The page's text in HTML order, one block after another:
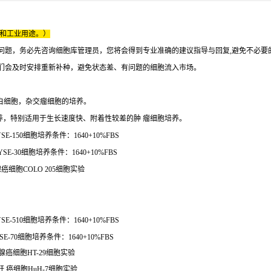
工业用途。）
，务必先咨询细胞库管理员，您将会得到专业准确的建议指导与回复,避免不必要
及时安排重新补种，避免状态差、有问题的细胞流入市场。
胞，杂交瘤细胞的培养。
特别适用于生长速度快、附着性较差的肿 瘤细胞培养。
150细胞培养条件：1640+10%FBS
30细胞培养条件：1640+10%FBS
细胞COLO 205细胞实验
510细胞培养条件：1640+10%FBS
70细胞培养条件：1640+10%FBS
癌细胞HT-29细胞实验
癌细胞HuH-7细胞实验